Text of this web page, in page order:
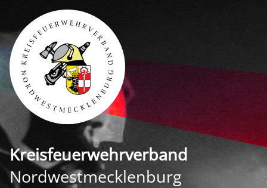
Kreisfeuerwehrverband
Nordwestmecklenburg